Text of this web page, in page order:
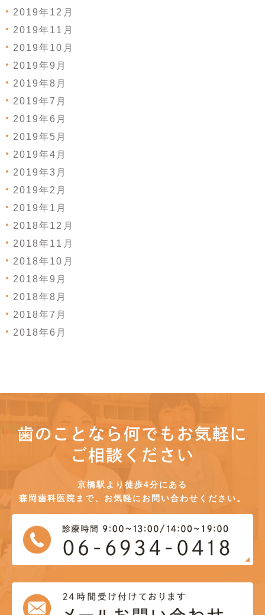
2019年12月
2019年11月
2019年10月
2019年9月
2019年8月
2019年7月
2019年6月
2019年5月
2019年4月
2019年3月
2019年2月
2019年1月
2018年12月
2018年11月
2018年10月
2018年9月
2018年8月
2018年7月
2018年6月
歯のことなら何でもお気軽に
ご相談ください
京橋駅より徒歩4分にある
森岡歯科医院まで、お気軽にお問い合わせください。